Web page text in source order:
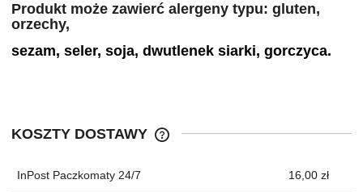
Produkt może zawierć alergeny typu: gluten,
orzechy,
sezam, seler, soja, dwutlenek siarki, gorczyca.
KOSZTY DOSTAWY
InPost Paczkomaty 24/7 16,00 zł